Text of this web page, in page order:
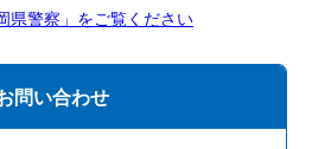
県警察」をご覧ください
問い合わせ